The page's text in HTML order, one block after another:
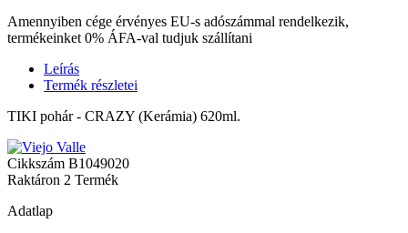
Amennyiben cége érvényes EU-s adószámmal rendelkezik,
termékeinket 0% ÁFA-val tudjuk szállítani
Leírás
Termék részletei
TIKI pohár - CRAZY (Kerámia) 620ml.
Cikkszám B1049020
Raktáron 2 Termék
Adatlap